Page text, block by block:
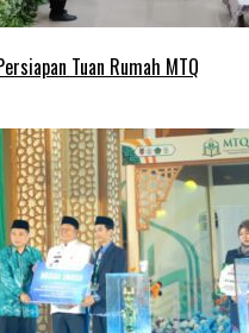
Tuan Rumah MTQ